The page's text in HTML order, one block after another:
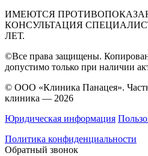
ИМЕЮТСЯ
КОНСУЛЬТАЦИЯ
ЛЕТ.
©Все права защищены.
допустимо только при наличии
© ООО «Клиника Панацея».
клиника — 2026
Юридическая информация
Политика конфиденциальности
Обратный звонок